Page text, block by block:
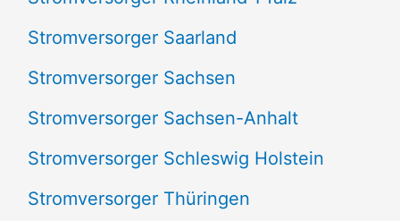
Stromversorger Saarland
Stromversorger Sachsen
Stromversorger Sachsen-Anhalt
Stromversorger Schleswig Holstein
Stromversorger Thüringen